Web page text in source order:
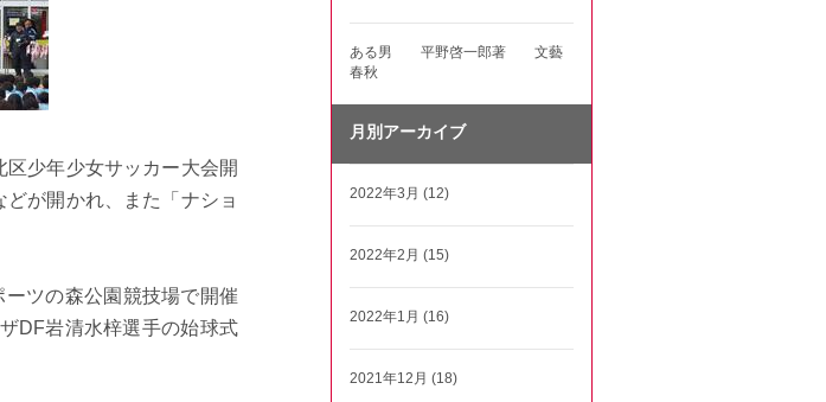
少年少女サッカー大会開
が開かれ、また「ナショ
ーツの森公園競技場で開催
DF岩清水梓選手の始球式
ある男 平野啓一郎著 文藝
春秋
月別アーカイブ
2022年3月 (12)
2022年2月 (15)
2022年1月 (16)
2021年12月 (18)